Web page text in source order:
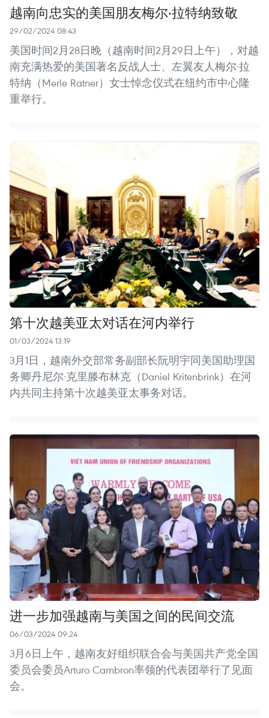
越南向忠实的美国朋友梅尔·拉特纳致敬
29/02/2024 08:43
美国时间2月28日晚（越南时间2月29日上午），对越
南充满热爱的美国著名反战人士、左翼友人梅尔·拉
特纳（Merle Ratner）女士悼念仪式在纽约市中心隆
重举行。
第十次越美亚太对话在河内举行
01/03/2024 13:19
3月1日，越南外交部常务副部长阮明宇同美国助理国
务卿丹尼尔·克里滕布林克（Daniel Kritenbrink）在河
内共同主持第十次越美亚太事务对话。
进一步加强越南与美国之间的民间交流
06/03/2024 09:24
3月6日上午，越南友好组织联合会与美国共产党全国
委员会委员Arturo Cambron率领的代表团举行了见面
会。